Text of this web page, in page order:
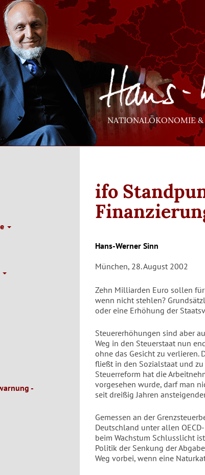
NATIONALÖKONOMIE &
-
ifo
Autor/en
Hans-Werner Sinn
München, 28. August 2002
Zehn Milliarden Euro sollen
wenn nicht stehlen?
oder eine Erhöhung der
Steuererhöhungen sind aber
Weg in den Steuerstaat nun
ohne das Gesicht zu verlieren.
fließt in den Sozialstaat und
Steuerreform hat die
vorgesehen wurde, darf man
seit dreißig Jahren
Gemessen an der
Deutschland unter allen
beim Wachstum Schlusslicht
Politik der Senkung der
Weg vorbei, wenn eine